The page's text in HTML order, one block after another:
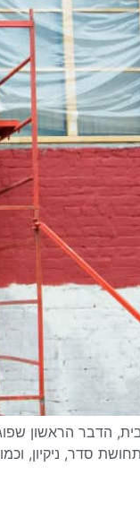
הדבר הראשון
סדר, ניקיון,